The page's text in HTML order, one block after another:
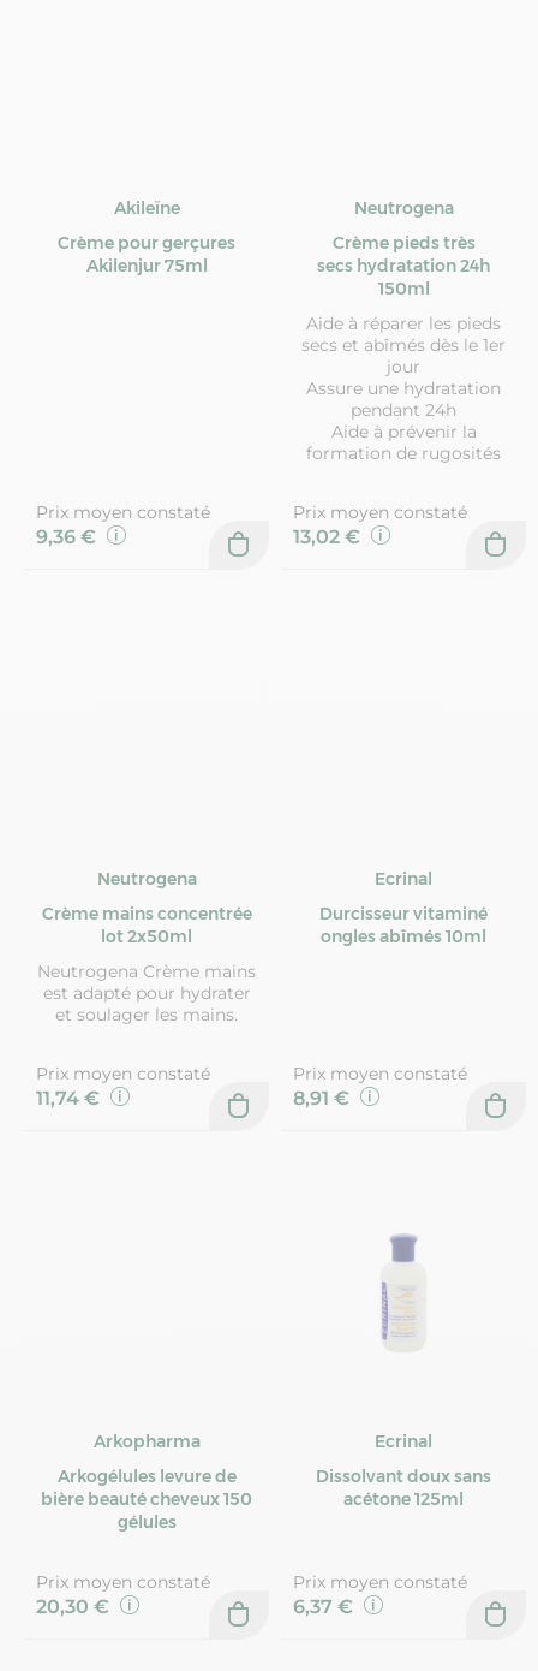
Akileïne
Crème pour gerçures
Akilenjur 75ml
Prix moyen constaté
9,36 €
Neutrogena
Crème pieds très
secs hydratation 24h
150ml
Aide à réparer les pieds
secs et abîmés dès le 1er
jour
Assure une hydratation
pendant 24h
Aide à prévenir la
formation de rugosités
Prix moyen constaté
13,02 €
Neutrogena
Crème mains concentrée
lot 2x50ml
Neutrogena Crème mains
est adapté pour hydrater
et soulager les mains.
Prix moyen constaté
11,74 €
Ecrinal
Durcisseur vitaminé
ongles abîmés 10ml
Prix moyen constaté
8,91 €
Arkopharma
Arkogélules levure de
bière beauté cheveux 150
gélules
Prix moyen constaté
20,30 €
Ecrinal
Dissolvant doux sans
acétone 125ml
Prix moyen constaté
6,37 €